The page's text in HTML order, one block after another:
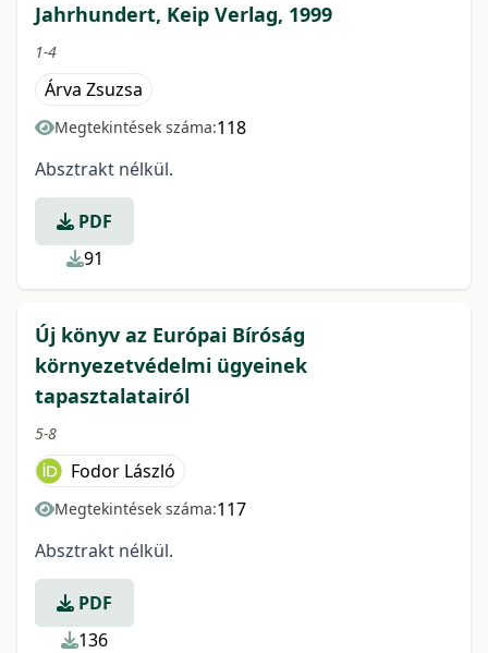
Jahrhundert, Keip Verlag, 1999
1-4
Árva Zsuzsa
Megtekintések száma:118
Absztrakt nélkül.
PDF
91
Új könyv az Európai Bíróság
környezetvédelmi ügyeinek
tapasztalatairól
5-8
Fodor László
Megtekintések száma:117
Absztrakt nélkül.
PDF
136